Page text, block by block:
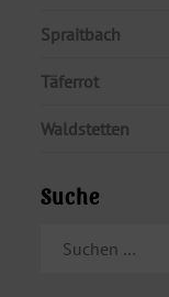
Spraitbach
Täferrot
Waldstetten
Suche
NACH: